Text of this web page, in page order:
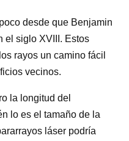
desde que Benjamin
el siglo XVIII. Estos
rayos un camino fácil
vecinos.
la longitud del
lo es el tamaño de la
láser podría